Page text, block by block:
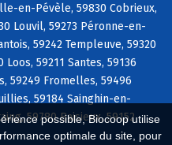
possible, Biocoop utilise
optimale du site, pour
en-Pévèle, 59830 Cobrieux,
Louvil, 59273 Péronne-en-
59242 Templeuve, 59320
59211 Santes, 59136
59249 Fromelles, 59496
59184 Sainghin-en-
59780 Baisieux, 59152